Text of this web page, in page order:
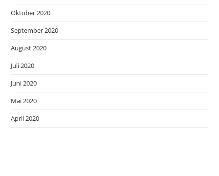
Oktober 2020
September 2020
August 2020
Juli 2020
Juni 2020
Mai 2020
April 2020